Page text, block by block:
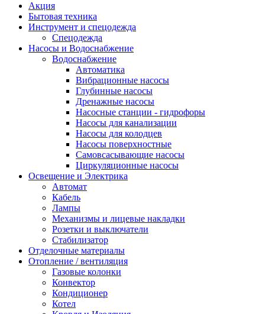
Акция
Бытовая техника
Инструмент и спецодежда
Спецодежда
Насосы и Водоснабжение
Водоснабжение
Автоматика
Вибрационные насосы
Глубинные насосы
Дренажные насосы
Насосные станции - гидрофоры
Насосы для канализации
Насосы для колодцев
Насосы поверхностные
Самовсасывающие насосы
Циркуляционные насосы
Освещение и Электрика
Автомат
Кабель
Лампы
Механизмы и лицевые накладки
Розетки и выключатели
Стабилизатор
Отделочные материалы
Отопление / вентиляция
Газовые колонки
Конвектор
Кондиционер
Котел